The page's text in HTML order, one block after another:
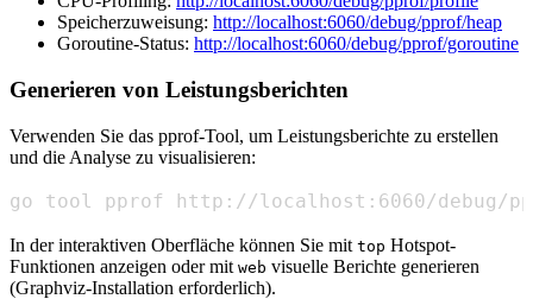
Speicherzuweisung: http://localhost:6060/debug/pprof/heap
Goroutine-Status: http://localhost:6060/debug/pprof/goroutine
Generieren von Leistungsberichten
Verwenden Sie das pprof-Tool, um Leistungsberichte zu erstellen
und die Analyse zu visualisieren:
go tool pprof http://localhost:6060/debug/
In der interaktiven Oberfläche können Sie mit top Hotspot-
Funktionen anzeigen oder mit web visuelle Berichte generieren
(Graphviz-Installation erforderlich).